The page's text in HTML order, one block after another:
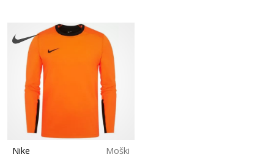
Nike
Moški